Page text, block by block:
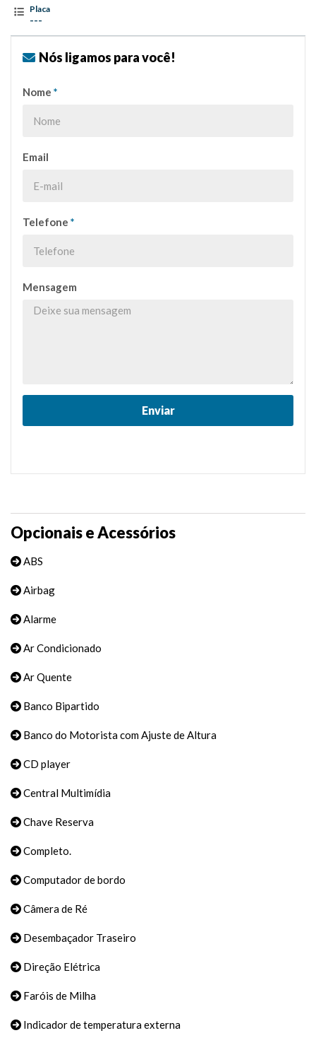
Placa
---
Nós ligamos para você!
Nome *
Email
Telefone *
Mensagem
Opcionais e Acessórios
ABS
Airbag
Alarme
Ar Condicionado
Ar Quente
Banco Bipartido
Banco do Motorista com Ajuste de Altura
CD player
Central Multimídia
Chave Reserva
Completo.
Computador de bordo
Câmera de Ré
Desembaçador Traseiro
Direção Elétrica
Faróis de Milha
Indicador de temperatura externa